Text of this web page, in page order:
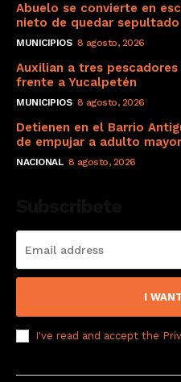
Abuelo se convierte en
nieto de quedar
MUNICIPIOS 8 agosto, 2026
Auxilian a tres
frente a Yucalpetén
MUNICIPIOS 8 agosto, 2026
Detienen en el Barrio
de empujar a adulto
NACIONAL 8 agosto, 2026
I
I've read and accept the